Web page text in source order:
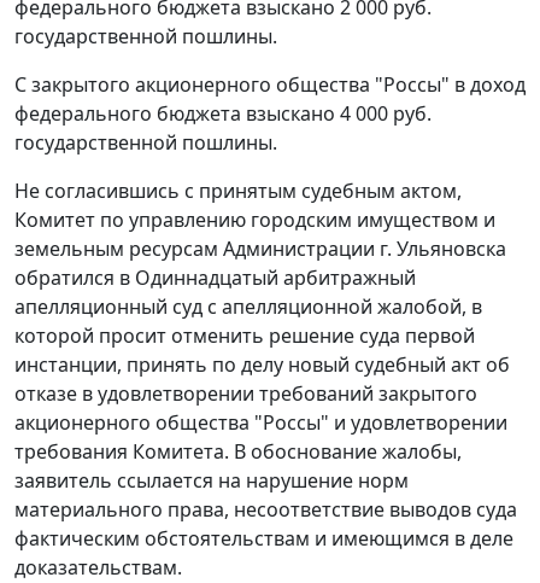
федерального бюджета взыскано 2 000 руб.
государственной пошлины.
С закрытого акционерного общества "Россы" в доход
федерального бюджета взыскано 4 000 руб.
государственной пошлины.
Не согласившись с принятым судебным актом,
Комитет по управлению городским имуществом и
земельным ресурсам Администрации г. Ульяновска
обратился в Одиннадцатый арбитражный
апелляционный суд с апелляционной жалобой, в
которой просит отменить решение суда первой
инстанции, принять по делу новый судебный акт об
отказе в удовлетворении требований закрытого
акционерного общества "Россы" и удовлетворении
требования Комитета. В обоснование жалобы,
заявитель ссылается на нарушение норм
материального права, несоответствие выводов суда
фактическим обстоятельствам и имеющимся в деле
доказательствам.